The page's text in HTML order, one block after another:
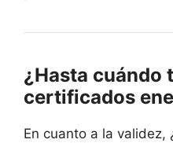
¿Hasta cuándo
certificados
En cuanto a la validez,